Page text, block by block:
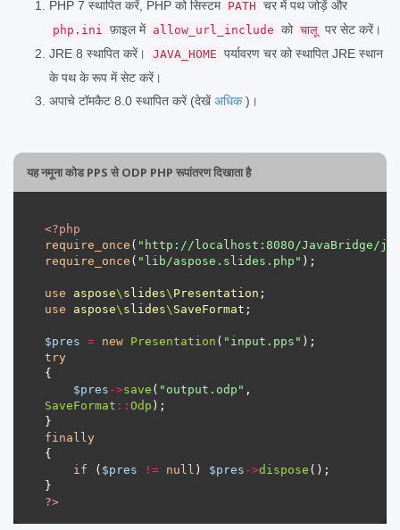
PHP 7 स्थापित करें, PHP को सिस्टम PATH चर में पथ जोड़ें और
php.ini फ़ाइल में allow_url_include को चालू पर सेट करें।
JRE 8 स्थापित करें।
JAVA_HOME पर्यावरण चर को स्थापित JRE स्थान
के पथ के रूप में सेट करें।
अपाचे टॉमकैट 8.0 स्थापित करें (देखें अधिक)।
यह नमूना कोड PPS से ODP PHP रूपांतरण दिखाता है
<?php
require_once ( "http://localhost:8080/JavaBridge/
require_once ( "lib/aspose.slides.php"
use aspose\ slides\ Presentation
use
aspose\ slides\ SaveFormat
$pres = new Presentation ( "input.pps"
try
$pres ->save ( "output.odp"
SaveFormat :: Odp
finally
if ( $pres != null ) $pres ->dispose
?>